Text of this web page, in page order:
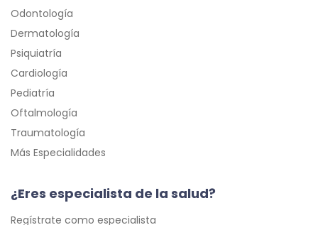
Odontología
Dermatología
Psiquiatría
Cardiología
Pediatría
Oftalmología
Traumatología
Más Especialidades
¿Eres especialista de la salud?
Regístrate como especialista